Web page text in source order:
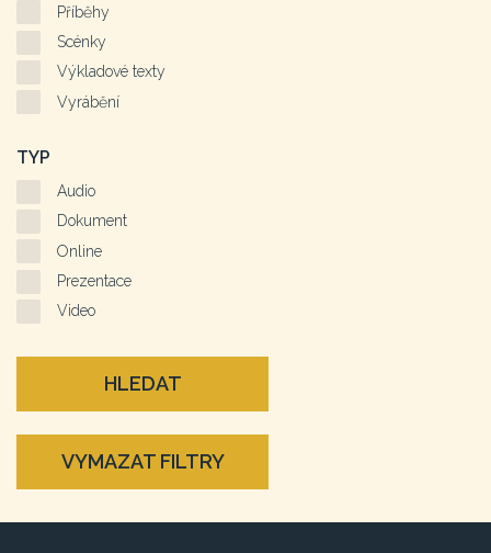
Příběhy
Scénky
Výkladové texty
Vyrábění
TYP
Audio
Dokument
Online
Prezentace
Video
HLEDAT
VYMAZAT FILTRY